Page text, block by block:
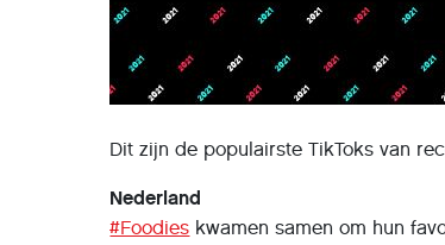
Dit zijn de populairste TikToks van
Nederland
#Foodies kwamen samen om hun